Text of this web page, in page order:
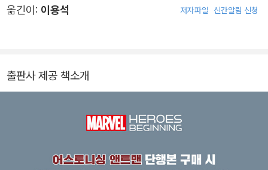
크릿 엠파이어> 등의 작품을 남긴 데 이어 <어메이징 스파이더맨>
계기가 되어 2008년부터 마블 코믹스 만화들을 본격적으로 그리기
옮긴이: 이용석 저자파일 신간알림 신청
출판사 제공 책소개